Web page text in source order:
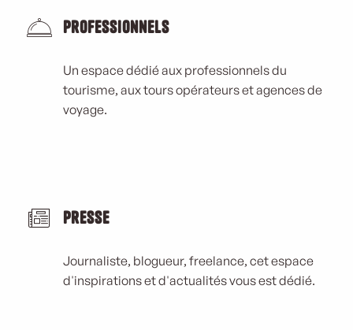
Professionnels
Un espace dédié aux professionnels du
tourisme, aux tours opérateurs et agences de
voyage.
Presse
Journaliste, blogueur, freelance, cet espace
d'inspirations et d'actualités vous est dédié.